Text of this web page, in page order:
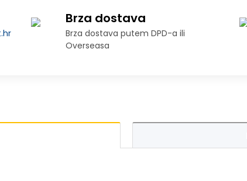
Brza dostava
Brza dostava putem DPD-a ili
Overseasa